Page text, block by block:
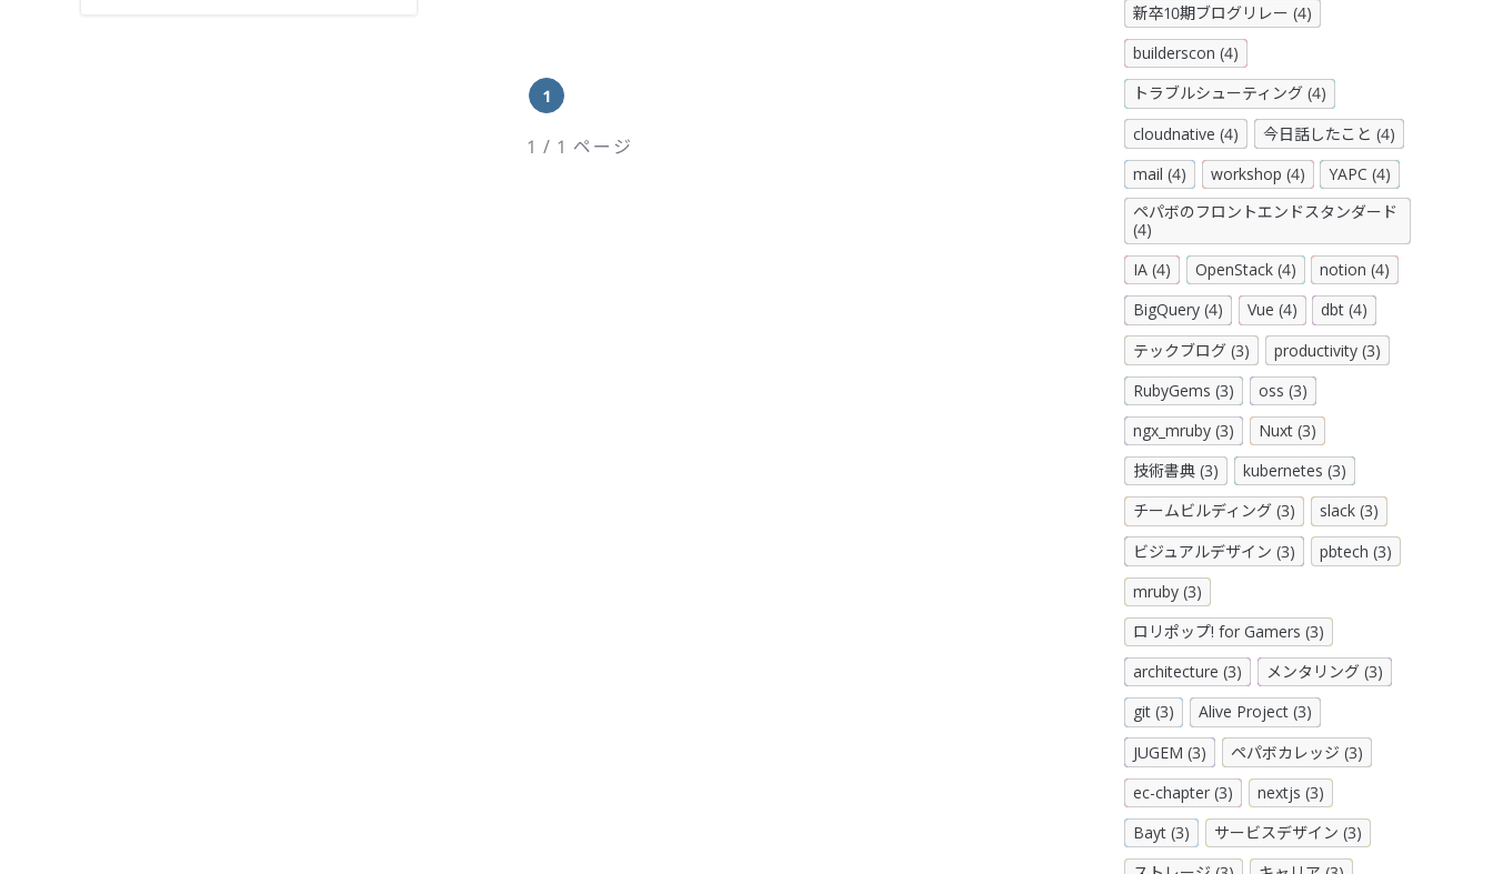
1
1 / 1 ページ
新卒10期ブログリレー (4)
builderscon (4)
トラブルシューティング (4)
cloudnative (4)
今日話したこと (4)
mail (4)
workshop (4)
YAPC (4)
ペパボのフロントエンドスタンダード
(4)
IA (4)
OpenStack (4)
notion (4)
BigQuery (4)
Vue (4)
dbt (4)
テックブログ (3)
productivity (3)
RubyGems (3)
oss (3)
ngx_mruby (3)
Nuxt (3)
技術書典 (3)
kubernetes (3)
チームビルディング (3)
slack (3)
ビジュアルデザイン (3)
pbtech (3)
mruby (3)
ロリポップ! for Gamers (3)
architecture (3)
メンタリング (3)
git (3)
Alive Project (3)
JUGEM (3)
ペパボカレッジ (3)
ec-chapter (3)
nextjs (3)
Bayt (3)
サービスデザイン (3)